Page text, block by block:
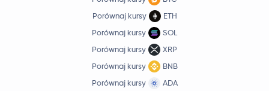
Porównaj kursy
ETH
Porównaj kursy
SOL
Porównaj kursy
XRP
Porównaj kursy
BNB
Porównaj kursy
ADA